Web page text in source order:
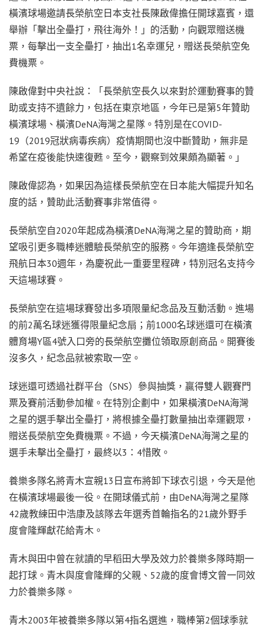
橫濱球場邀請長榮航空日本支社長陳啟偉擔任開球嘉賓，還
舉辦「擊出全壘打，飛往海外！」的活動，向觀眾贈送機
票，每擊出一支全壘打，抽出1名幸運兒，贈送長榮航空免
費機票。
陳啟偉對中央社說：「長榮航空長久以來對於運動賽事的贊
助或支持不遺餘力，包括在東京地區，今年已是第5年贊助
橫濱球場、橫濱DeNA海灣之星隊。特別是在COVID-
19（2019冠狀病毒疾病）疫情期間也沒中斷贊助，無非是
希望在疫後能快速復甦。至今，觀察到效果頗為顯著。」
陳啟偉認為，如果因為這樣長榮航空在日本能大幅提升知名
度的話，贊助此活動賽事非常值得。
長榮航空自2020年起成為橫濱DeNA海灣之星的贊助商，期
望吸引更多職棒迷體驗長榮航空的服務。今年適逢長榮航空
飛航日本30週年，為慶祝此一重要里程碑，特別冠名支持今
天這場球賽。
長榮航空在這場球賽發出多項限量紀念品及互動活動。進場
的前2萬名球迷獲得限量紀念扇；前1000名球迷還可在橫濱
體育場Y區4號入口旁的長榮航空攤位領取原創商品。開賽後
沒多久，紀念品就被索取一空。
球迷還可透過社群平台（SNS）參與抽獎，贏得雙人觀賽門
票及賽前活動參加權。在特別企劃中，如果橫濱DeNA海灣
之星的選手擊出全壘打，將根據全壘打數量抽出幸運觀眾，
贈送長榮航空免費機票。不過，今天橫濱DeNA海灣之星的
選手未擊出全壘打，最終以3：4惜敗。
養樂多隊名將青木宣親13日宣布將卸下球衣引退，今天是他
在橫濱球場最後一役。在開球儀式前，由DeNA海灣之星隊
42歲教練田中浩康及該隊去年選秀首輪指名的21歲外野手
度會隆輝獻花給青木。
青木與田中曾在就讀的早稻田大學及效力於養樂多隊時期一
起打球。青木與度會隆輝的父親、52歲的度會博文曾一同效
力於養樂多隊。
青木2003年被養樂多隊以第4指名選進，職棒第2個球季就